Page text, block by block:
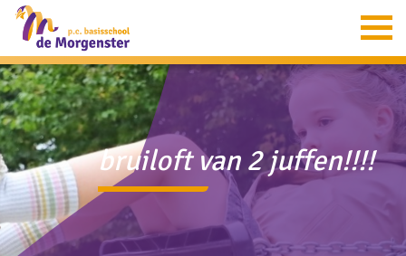
Home
Informatie
Groepen
Ouders
Aanmelding
bruiloft van 2 juffen!!!!